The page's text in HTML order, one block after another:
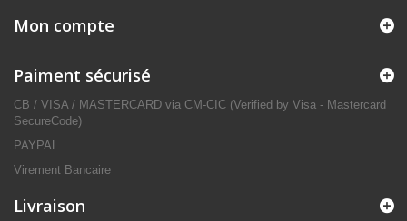
Mon compte
Paiment sécurisé
CB / VISA / MASTERCARD via CM-CIC (Verified by Visa - Mastercard
SecureCode)
PAYPAL
Virement Bancaire
Livraison